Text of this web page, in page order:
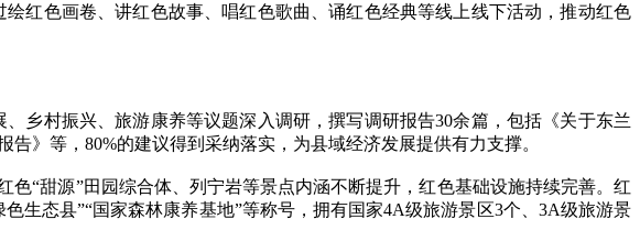
红色画卷、讲红色故事、唱红色歌曲、诵红色经典等线上线下活动，推动红色
村振兴、旅游康养等议题深入调研，撰写调研报告30余篇，包括《关于东兰
》等，80%的建议得到采纳落实，为县域经济发展提供有力支撑。
“甜源”田园综合体、列宁岩等景点内涵不断提升，红色基础设施持续完善。红
生态县”“国家森林康养基地”等称号，拥有国家4A级旅游景区3个、3A级旅游景